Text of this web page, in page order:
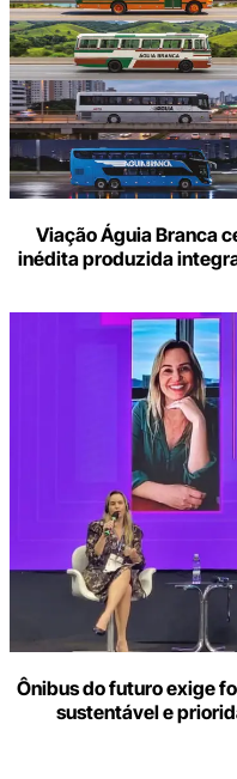
Viação Águia Branca
inédita produzida
Ônibus do futuro exige
sustentável e